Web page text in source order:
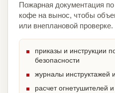
Пожарная документация
кофе на вынос, чтобы
или внеплановой проверке.
приказы и инструкции
безопасности
журналы инструктажей
расчет огнетушителей